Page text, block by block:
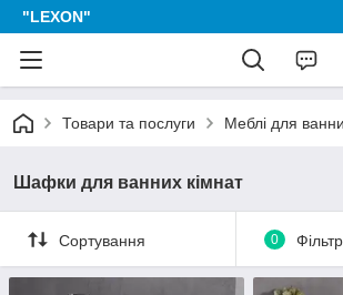
"LEXON"
Товари та послуги Меблі для
Шафки для ванних кімнат
Сортування 0